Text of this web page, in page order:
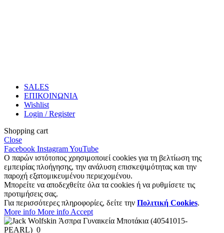
SALES
ΕΠΙΚΟΙΝΩΝΙΑ
Wishlist
Login / Register
Shopping cart
Close
Facebook InstagramYouTube
Ο παρών ιστότοπος χρησιμοποιεί cookies για τη βελτίωση της
εμπειρίας πλοήγησης, την ανάλυση επισκεψιμότητας και την
παροχή εξατομικευμένου περιεχομένου.
Μπορείτε να αποδεχθείτε όλα τα cookies ή να ρυθμίσετε τις
προτιμήσεις σας.
Για περισσότερες πληροφορίες, δείτε την Πολιτική Cookies.
More info More info Accept